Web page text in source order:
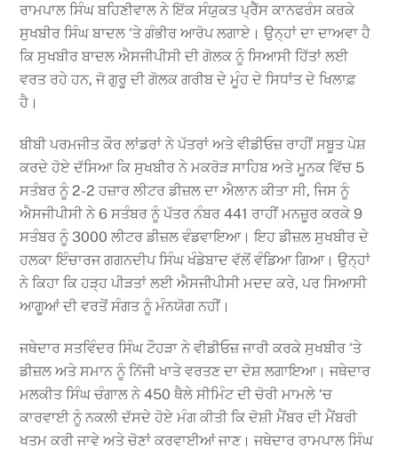
ਰਾਮਪਾਲ ਸਿੰਘ ਬਹਿਣੀਵਾਲ ਨੇ ਇੱਕ ਸੰਯੁਕਤ ਪ੍ਰੈੱਸ ਕਾਨਫਰੰਸ ਕਰਕੇ
ਸੁਖਬੀਰ ਸਿੰਘ ਬਾਦਲ ‘ਤੇ ਗੰਭੀਰ ਆਰੋਪ ਲਗਾਏ। ਉਨ੍ਹਾਂ ਦਾ ਦਾਅਵਾ ਹੈ
ਕਿ ਸੁਖਬੀਰ ਬਾਦਲ ਐਸਜੀਪੀਸੀ ਦੀ ਗੋਲਕ ਨੂੰ ਸਿਆਸੀ ਹਿੱਤਾਂ ਲਈ
ਵਰਤ ਰਹੇ ਹਨ, ਜੋ ਗੁਰੂ ਦੀ ਗੋਲਕ ਗਰੀਬ ਦੇ ਮੂੰਹ ਦੇ ਸਿਧਾਂਤ ਦੇ ਖਿਲਾਫ਼
ਹੈ।
ਬੀਬੀ ਪਰਮਜੀਤ ਕੌਰ ਲਾਂਡਰਾਂ ਨੇ ਪੱਤਰਾਂ ਅਤੇ ਵੀਡੀਓਜ਼ ਰਾਹੀਂ ਸਬੂਤ ਪੇਸ਼
ਕਰਦੇ ਹੋਏ ਦੱਸਿਆ ਕਿ ਸੁਖਬੀਰ ਨੇ ਮਕਰੋੜ ਸਾਹਿਬ ਅਤੇ ਮੂਨਕ ਵਿੱਚ 5
ਸਤੰਬਰ ਨੂੰ 2-2 ਹਜ਼ਾਰ ਲੀਟਰ ਡੀਜ਼ਲ ਦਾ ਐਲਾਨ ਕੀਤਾ ਸੀ, ਜਿਸ ਨੂੰ
ਐਸਜੀਪੀਸੀ ਨੇ 6 ਸਤੰਬਰ ਨੂੰ ਪੱਤਰ ਨੰਬਰ 441 ਰਾਹੀਂ ਮਨਜ਼ੂਰ ਕਰਕੇ 9
ਸਤੰਬਰ ਨੂੰ 3000 ਲੀਟਰ ਡੀਜ਼ਲ ਵੰਡਵਾਇਆ। ਇਹ ਡੀਜ਼ਲ ਸੁਖਬੀਰ ਦੇ
ਹਲਕਾ ਇੰਚਾਰਜ ਗਗਨਦੀਪ ਸਿੰਘ ਖੰਡੇਬਾਦ ਵੱਲੋਂ ਵੰਡਿਆ ਗਿਆ। ਉਨ੍ਹਾਂ
ਨੇ ਕਿਹਾ ਕਿ ਹੜ੍ਹ ਪੀੜਤਾਂ ਲਈ ਐਸਜੀਪੀਸੀ ਮਦਦ ਕਰੇ, ਪਰ ਸਿਆਸੀ
ਆਗੂਆਂ ਦੀ ਵਰਤੋਂ ਸੰਗਤ ਨੂੰ ਮੰਨਯੋਗ ਨਹੀਂ।
ਜਥੇਦਾਰ ਸਤਵਿੰਦਰ ਸਿੰਘ ਟੌਹੜਾ ਨੇ ਵੀਡੀਓਜ਼ ਜਾਰੀ ਕਰਕੇ ਸੁਖਬੀਰ ‘ਤੇ
ਡੀਜ਼ਲ ਅਤੇ ਸਮਾਨ ਨੂੰ ਨਿੱਜੀ ਖਾਤੇ ਵਰਤਣ ਦਾ ਦੋਸ਼ ਲਗਾਇਆ। ਜਥੇਦਾਰ
ਮਲਕੀਤ ਸਿੰਘ ਚੰਗਾਲ ਨੇ 450 ਥੈਲੇ ਸੀਮਿੰਟ ਦੀ ਚੋਰੀ ਮਾਮਲੇ ‘ਚ
ਕਾਰਵਾਈ ਨੂੰ ਨਕਲੀ ਦੱਸਦੇ ਹੋਏ ਮੰਗ ਕੀਤੀ ਕਿ ਦੋਸ਼ੀ ਮੈਂਬਰ ਦੀ ਮੈਂਬਰੀ
ਖਤਮ ਕਰੀ ਜਾਵੇ ਅਤੇ ਚੋਣਾਂ ਕਰਵਾਈਆਂ ਜਾਣ। ਜਥੇਦਾਰ ਰਾਮਪਾਲ ਸਿੰਘ